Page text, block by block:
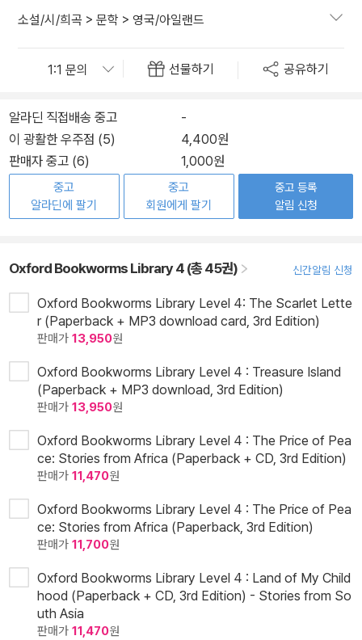
소설/시/희곡 > 문학 > 영국/아일랜드
선물하기 공유하기
알라딘 직접배송 중고
-
이 광활한 우주점 (5)
4,400원
판매자 중고 (6)
1,000원
중고
알라딘에 팔기
중고
회원에게 팔기
중고 등록
알림 신청
Oxford Bookworms Library 4 (총 45권) 신간알림 신청
Oxford Bookworms Library Level 4: The Scarlet Lette
r (Paperback + MP3 download card, 3rd Edition)
판매가 13,950원
Oxford Bookworms Library Level 4 : Treasure Island
(Paperback + MP3 download, 3rd Edition)
판매가 13,950원
Oxford Bookworms Library Level 4 : The Price of Pea
ce: Stories from Africa (Paperback + CD, 3rd Edition)
판매가 11,470원
Oxford Bookworms Library Level 4 : The Price of Pea
ce: Stories from Africa (Paperback, 3rd Edition)
판매가 11,700원
Oxford Bookworms Library Level 4 : Land of My Child
hood (Paperback + CD, 3rd Edition) - Stories from So
uth Asia
판매가 11,470원